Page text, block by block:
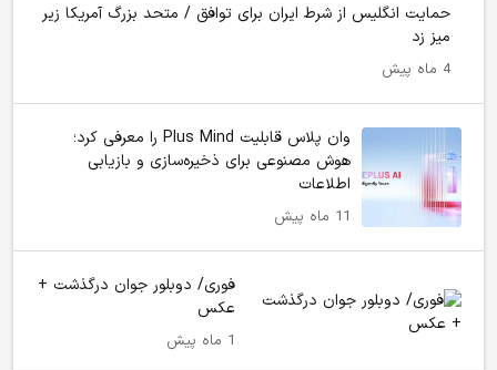
حمایت انگلیس از شرط ایران برای توافق / متحد بزرگ آمریکا زیر
میز زد
4 ماه پیش
وان پلاس قابلیت Plus Mind را معرفی کرد؛
هوش مصنوعی برای ذخیره‌سازی و بازیابی
اطلاعات
11 ماه پیش
فوری/ دوبلور جوان درگذشت +
عکس
1 ماه پیش